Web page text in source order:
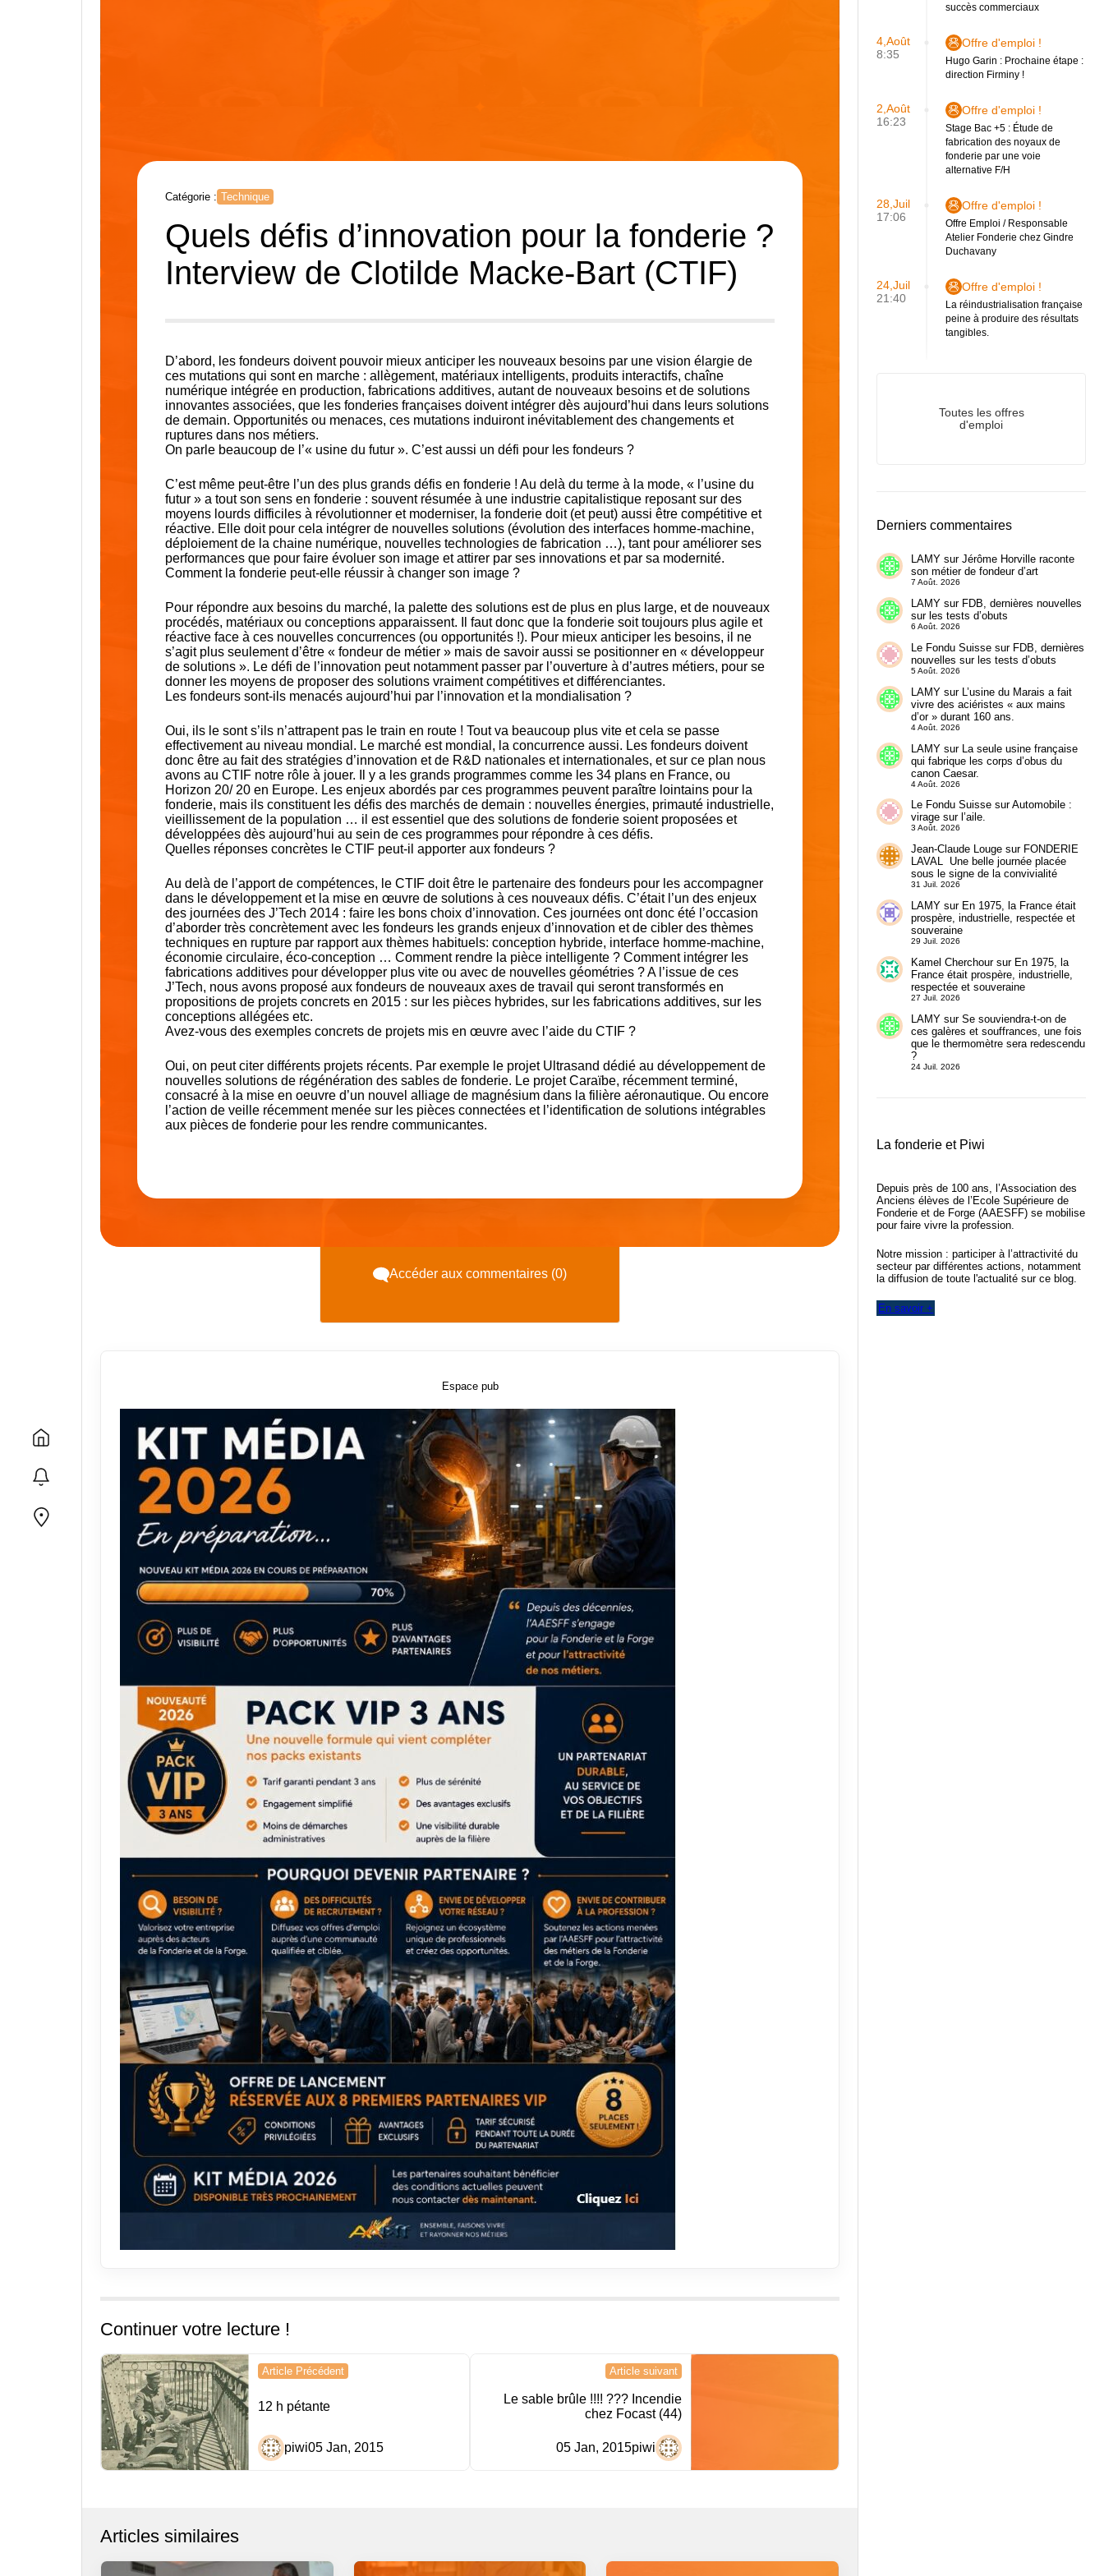
Catégorie : Technique
Quels défis d’innovation pour la fonderie ?
Interview de Clotilde Macke-Bart (CTIF)
D’abord, les fondeurs doivent pouvoir mieux anticiper les nouveaux besoins par une vision élargie de
ces mutations qui sont en marche : allègement, matériaux intelligents, produits interactifs, chaîne
numérique intégrée en production, fabrications additives, autant de nouveaux besoins et de solutions
innovantes associées, que les fonderies françaises doivent intégrer dès aujourd’hui dans leurs solutions
de demain. Opportunités ou menaces, ces mutations induiront inévitablement des changements et
ruptures dans nos métiers.
On parle beaucoup de l’« usine du futur ». C’est aussi un défi pour les fondeurs ?
C’est même peut-être l’un des plus grands défis en fonderie ! Au delà du terme à la mode, « l’usine du
futur » a tout son sens en fonderie : souvent résumée à une industrie capitalistique reposant sur des
moyens lourds difficiles à révolutionner et moderniser, la fonderie doit (et peut) aussi être compétitive et
réactive. Elle doit pour cela intégrer de nouvelles solutions (évolution des interfaces homme-machine,
déploiement de la chaine numérique, nouvelles technologies de fabrication …), tant pour améliorer ses
performances que pour faire évoluer son image et attirer par ses innovations et par sa modernité.
Comment la fonderie peut-elle réussir à changer son image ?
Pour répondre aux besoins du marché, la palette des solutions est de plus en plus large, et de nouveaux
procédés, matériaux ou conceptions apparaissent. Il faut donc que la fonderie soit toujours plus agile et
réactive face à ces nouvelles concurrences (ou opportunités !). Pour mieux anticiper les besoins, il ne
s’agit plus seulement d’être « fondeur de métier » mais de savoir aussi se positionner en « développeur
de solutions ». Le défi de l’innovation peut notamment passer par l’ouverture à d’autres métiers, pour se
donner les moyens de proposer des solutions vraiment compétitives et différenciantes.
Les fondeurs sont-ils menacés aujourd’hui par l’innovation et la mondialisation ?
Oui, ils le sont s’ils n’attrapent pas le train en route ! Tout va beaucoup plus vite et cela se passe
effectivement au niveau mondial. Le marché est mondial, la concurrence aussi. Les fondeurs doivent
donc être au fait des stratégies d’innovation et de R&D nationales et internationales, et sur ce plan nous
avons au CTIF notre rôle à jouer. Il y a les grands programmes comme les 34 plans en France, ou
Horizon 20/ 20 en Europe. Les enjeux abordés par ces programmes peuvent paraître lointains pour la
fonderie, mais ils constituent les défis des marchés de demain : nouvelles énergies, primauté industrielle,
vieillissement de la population … il est essentiel que des solutions de fonderie soient proposées et
développées dès aujourd’hui au sein de ces programmes pour répondre à ces défis.
Quelles réponses concrètes le CTIF peut-il apporter aux fondeurs ?
Au delà de l’apport de compétences, le CTIF doit être le partenaire des fondeurs pour les accompagner
dans le développement et la mise en œuvre de solutions à ces nouveaux défis. C’était l’un des enjeux
des journées des J’Tech 2014 : faire les bons choix d’innovation. Ces journées ont donc été l’occasion
d’aborder très concrètement avec les fondeurs les grands enjeux d’innovation et de cibler des thèmes
techniques en rupture par rapport aux thèmes habituels: conception hybride, interface homme-machine,
économie circulaire, éco-conception … Comment rendre la pièce intelligente ? Comment intégrer les
fabrications additives pour développer plus vite ou avec de nouvelles géométries ? A l’issue de ces
J’Tech, nous avons proposé aux fondeurs de nouveaux axes de travail qui seront transformés en
propositions de projets concrets en 2015 : sur les pièces hybrides, sur les fabrications additives, sur les
conceptions allégées etc.
Avez-vous des exemples concrets de projets mis en œuvre avec l’aide du CTIF ?
Oui, on peut citer différents projets récents. Par exemple le projet Ultrasand dédié au développement de
nouvelles solutions de régénération des sables de fonderie. Le projet Caraïbe, récemment terminé,
consacré à la mise en oeuvre d’un nouvel alliage de magnésium dans la filière aéronautique. Ou encore
l’action de veille récemment menée sur les pièces connectées et l’identification de solutions intégrables
aux pièces de fonderie pour les rendre communicantes.
Accéder aux commentaires (0)
Espace pub
Continuer votre lecture !
Navigation
de
l’article
Article Précédent
12 h pétante
piwi05 Jan, 2015
Article suivant
Le sable brûle !!!! ??? Incendie
chez Focast (44)
piwi
05 Jan, 2015
Articles similaires
succès commerciaux
4,Août
8:35
Offre d'emploi !
Hugo Garin : Prochaine étape :
direction Firminy !
2,Août
16:23
Offre d'emploi !
Stage Bac +5 : Étude de
fabrication des noyaux de
fonderie par une voie
alternative F/H
28,Juil
17:06
Offre d'emploi !
Offre Emploi / Responsable
Atelier Fonderie chez Gindre
Duchavany
24,Juil
21:40
Offre d'emploi !
La réindustrialisation française
peine à produire des résultats
tangibles.
Toutes les offres
d'emploi
Derniers commentaires
LAMYsur Jérôme Horville raconte
son métier de fondeur d’art
7 Août. 2026
LAMYsur FDB, dernières nouvelles
sur les tests d’obuts
6 Août. 2026
Le Fondu Suissesur FDB, dernières
nouvelles sur les tests d’obuts
5 Août. 2026
LAMYsur L’usine du Marais a fait
vivre des aciéristes « aux mains
d’or » durant 160 ans.
4 Août. 2026
LAMYsur La seule usine française
qui fabrique les corps d’obus du
canon Caesar.
4 Août. 2026
Le Fondu SuissesurAutomobile :
virage sur l’aile.
3 Août. 2026
Jean-Claude Lougesur FONDERIE
LAVAL Une belle journée placée
sous le signe de la convivialité
31 Juil. 2026
LAMYsur En 1975, la France était
prospère, industrielle, respectée et
souveraine
29 Juil. 2026
Kamel Cherchoursur En 1975, la
France était prospère, industrielle,
respectée et souveraine
27 Juil. 2026
LAMYsur Se souviendra-t-on de
ces galères et souffrances, une fois
que le thermomètre sera redescendu
?
24 Juil. 2026
La fonderie et Piwi
Depuis près de 100 ans, l’Association des
Anciens élèves de l’Ecole Supérieure de
Fonderie et de Forge (AAESFF) se mobilise
pour faire vivre la profession.
Notre mission : participer à l’attractivité du
secteur par différentes actions, notamment
la diffusion de toute l'actualité sur ce blog.
En savoir +